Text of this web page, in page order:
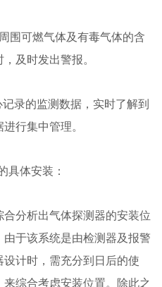
可燃气体及有毒气体的含
及时发出警报。
录的监测数据，实时了解到
行集中管理。
体安装：
分析出气体探测器的安装位
于该系统是由检测器及报警
计时，需充分到日后的使
综合考虑安装位置。除此之